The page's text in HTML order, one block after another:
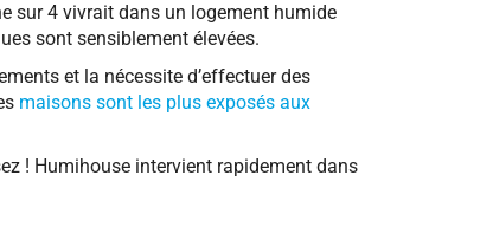
sur 4 vivrait dans un logement humide
sont sensiblement élevées.
et la nécessite d’effectuer des
maisons sont les plus exposés aux
! Humihouse intervient rapidement dans